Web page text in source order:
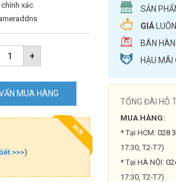
xác
Camera
IP
Speed
TandemVu
4MP
Hikvision
DS-
2SE2C400MWG-
lượng
+
MUA HÀNG
MỚI
>>>)
SẢN
GIÁ
BÁN
HẬU MÃI
TỔNG ĐÀI HỖ
MUA HÀNG:
* Tại HCM: 028
17:30, T2-T7)
* Tại HÀ NỘI:
17:30, T2-T7)